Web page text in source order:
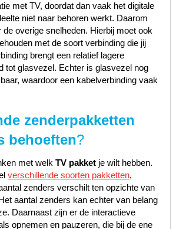
met TV, doordat dan vaak het digitale
niet naar behoren werkt. Daarom
de overige snelheden. Hierbij moet ook
met de soort verbinding die jij
brengt een relatief lagere
tot glasvezel. Echter is glasvezel nog
waardoor een kabelverbinding vaak
zenderpakketten
behoeften?
met welk TV pakketje wilt hebben.
verschillende soorten pakketten,
zenders verschilt ten opzichte van
aantal zenders kan echter van belang
Daarnaast zijn er de interactieve
opnemen en pauzeren, die bij de ene